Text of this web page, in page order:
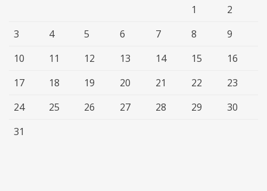
1
2
3
4 5 6 7 8
9
10
11 12 13 14 15
16
17
18 19 20 21 22
23
24
25 26 27 28 29
30
31